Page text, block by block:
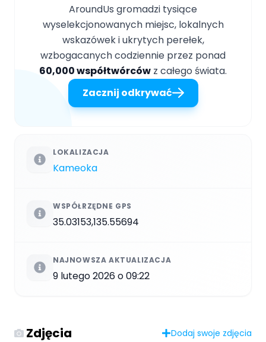
AroundUs gromadzi tysiące
wyselekcjonowanych miejsc, lokalnych
wskazówek i ukrytych perełek,
wzbogacanych codziennie przez ponad
60,000 współtwórców z całego świata.
Zacznij odkrywać
LOKALIZACJA
Kameoka
WSPÓŁRZĘDNE GPS
35.03153,135.55694
NAJNOWSZA AKTUALIZACJA
9 lutego 2026 o 09:22
Zdjęcia Dodaj swoje zdjęcia